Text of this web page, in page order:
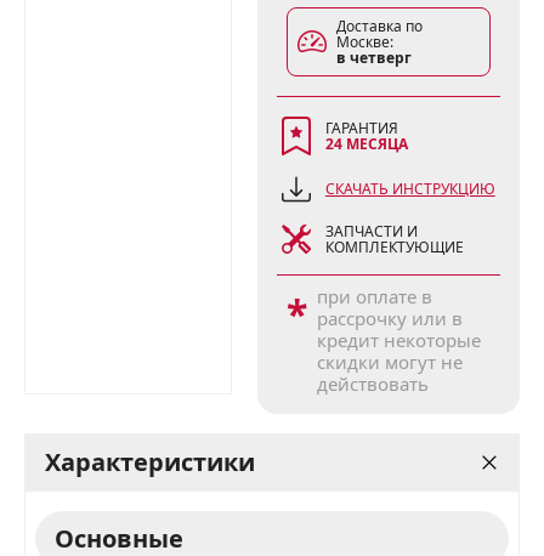
Доставка по
Москве:
в четверг
ГАРАНТИЯ
24 МЕСЯЦА
СКАЧАТЬ ИНСТРУКЦИЮ
ЗАПЧАСТИ И
КОМПЛЕКТУЮЩИЕ
* при оплате в
рассрочку или в
кредит некоторые
скидки могут не
действовать
Характеристики
Основные